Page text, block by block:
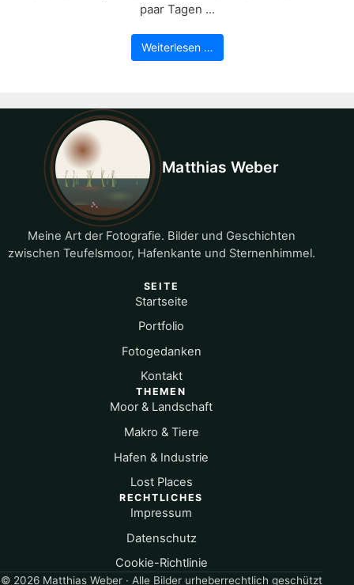
paar Tagen ...
Weiterlesen …
Matthias Weber
Meine Art der Fotografie. Bilder und Geschichten
zwischen Teufelsmoor, Hafenkante und Sternenhimmel.
SEITE
Startseite
Portfolio
Fotogedanken
Kontakt
THEMEN
Moor & Landschaft
Makro & Tiere
Hafen & Industrie
Lost Places
RECHTLICHES
Impressum
Datenschutz
Cookie-Richtlinie
© 2026 Matthias Weber · Alle Bilder urheberrechtlich geschützt